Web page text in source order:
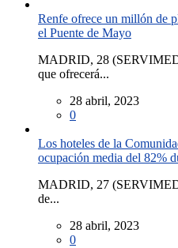
Renfe ofrece un millón de
el Puente de Mayo
MADRID, 28
que ofrecerá...
28 abril, 2023
0
Los hoteles de la
ocupación media del 82%
MADRID, 27
de...
28 abril, 2023
0